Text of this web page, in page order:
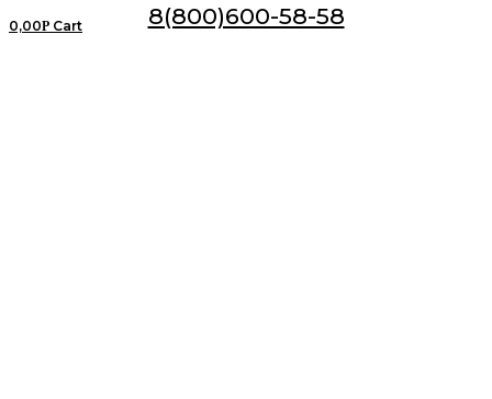
8(800)600-58-58
0,00Р Cart